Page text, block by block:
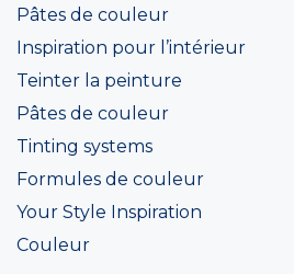
Pâtes de couleur
Inspiration pour l’intérieur
Teinter la peinture
Pâtes de couleur
Tinting systems
Formules de couleur
Your Style Inspiration
Couleur